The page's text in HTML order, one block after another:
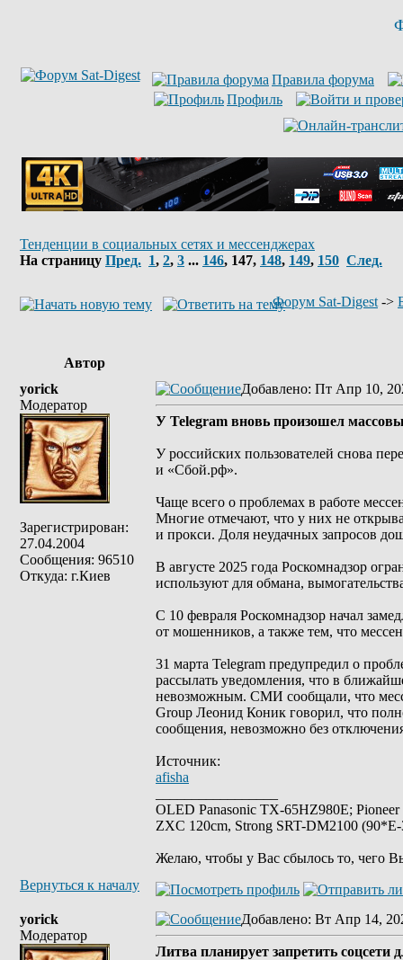
Правила форума
Профиль
Тенденции в социальных сетях и мессенджерах
На страницу Пред. 1, 2, 3 ... 146, 147, 148, 149, 150 След.
Форум Sat-Digest ->
Автор
yorick
Модератор
Зарегистрирован:
27.04.2004
Сообщения: 96510
Откуда: г.Киев
Добавлено: Пт Апр 10,
У Telegram вновь произошел
У российских пользователей снова
и «Сбой.рф».
Чаще всего о проблемах в работе
Многие отмечают, что у них не
и прокси. Доля неудачных запросов
В августе 2025 года Роскомнадзор
используют для обмана,
С 10 февраля Роскомнадзор начал
от мошенников, а также тем, что
31 марта Telegram предупредил о
рассылать уведомления, что в
невозможным. СМИ сообщали, что
Group Леонид Коник говорил, что
сообщения, невозможно без
Источник:
afisha
OLED Panasonic TX-65HZ980E;
ZXC 120cm, Strong SRT-DM2100
Желаю, чтобы у Вас сбылось то, чего
Вернуться к началу
yorick
Модератор
Добавлено: Вт Апр 14,
Литва планирует запретить соцсети